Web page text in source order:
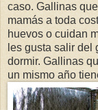
caso. Gallinas
mamás a toda
huevos o cuidan
les gusta salir del
dormir. Gallinas
un mismo año